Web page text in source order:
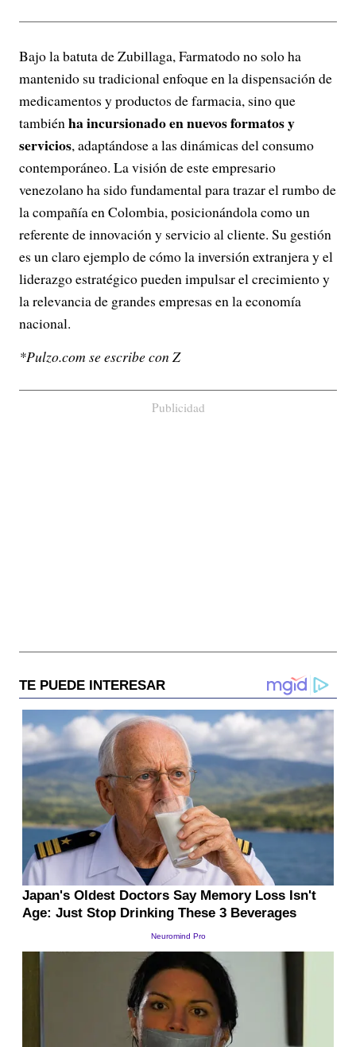
Bajo la batuta de Zubillaga, Farmatodo no solo ha
mantenido su tradicional enfoque en la dispensación de
medicamentos y productos de farmacia, sino que
tambiénha incursionado en nuevos formatos y
servicios, adaptándose a las dinámicas del consumo
contemporáneo. La visión de este empresario
venezolano ha sido fundamental para trazar el rumbo de
la compañía en Colombia, posicionándola como un
referente de innovación y servicio al cliente. Su gestión
es un claro ejemplo de cómo la inversión extranjera y el
liderazgo estratégico pueden impulsar el crecimiento y
la relevancia de grandes empresas en la economía
nacional.
*Pulzo.com se escribe con Z
Publicidad